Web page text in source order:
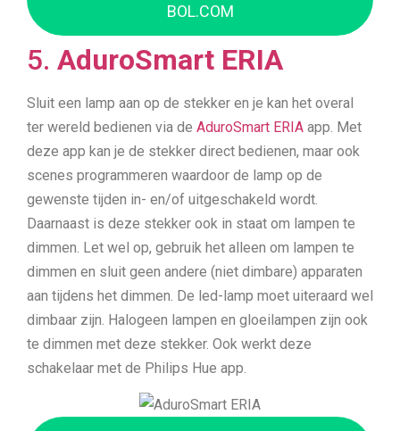
BOL.COM
5. AduroSmart ERIA
Sluit een lamp aan op de stekker en je kan het overal
ter wereld bedienen via de AduroSmart ERIA app. Met
deze app kan je de stekker direct bedienen, maar ook
scenes programmeren waardoor de lamp op de
gewenste tijden in- en/of uitgeschakeld wordt.
Daarnaast is deze stekker ook in staat om lampen te
dimmen. Let wel op, gebruik het alleen om lampen te
dimmen en sluit geen andere (niet dimbare) apparaten
aan tijdens het dimmen. De led-lamp moet uiteraard wel
dimbaar zijn. Halogeen lampen en gloeilampen zijn ook
te dimmen met deze stekker. Ook werkt deze
schakelaar met de Philips Hue app.